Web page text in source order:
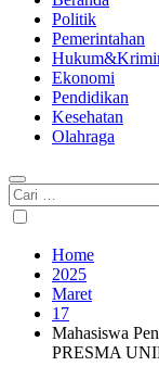
Politik
Pemerintahan
Ekonomi
Pendidikan
Kesehatan
Olahraga
Cari
untuk:
Home
2025
Maret
17
Mahasiswa
PRESMA